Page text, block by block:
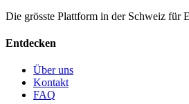
Die grösste Plattform in der Schweiz für
Entdecken
Über uns
Kontakt
FAQ